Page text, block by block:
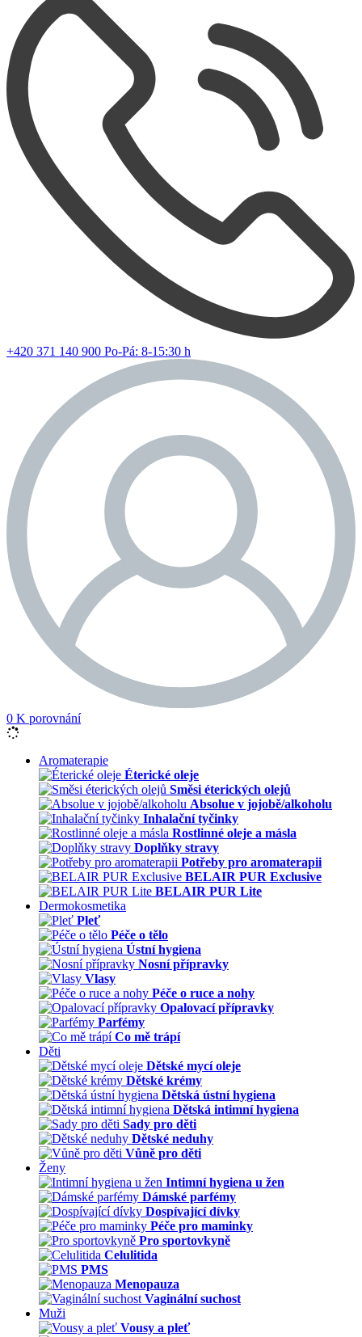
+420 371 140 900 Po-Pá: 8-15:30 h
0 K porovnání
Aromaterapie
Éterické oleje
Směsi éterických olejů
Absolue v jojobě/alkoholu
Inhalační tyčinky
Rostlinné oleje a másla
Doplňky stravy
Potřeby pro aromaterapii
BELAIR PUR Exclusive
BELAIR PUR Lite
Dermokosmetika
Pleť
Péče o tělo
Ústní hygiena
Nosní přípravky
Vlasy
Péče o ruce a nohy
Opalovací přípravky
Parfémy
Co mě trápí
Děti
Dětské mycí oleje
Dětské krémy
Dětská ústní hygiena
Dětská intimní hygiena
Sady pro děti
Dětské neduhy
Vůně pro děti
Ženy
Intimní hygiena u žen
Dámské parfémy
Dospívající dívky
Péče pro maminky
Pro sportovkyně
Celulitida
PMS
Menopauza
Vaginální suchost
Muži
Vousy a pleť